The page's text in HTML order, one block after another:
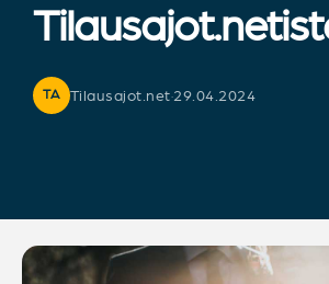
TA Tilausajot.net·29.04.2024